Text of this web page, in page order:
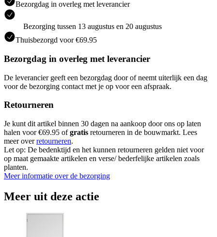
Bezorgdag in overleg met leverancier
Bezorging tussen 13 augustus en 20 augustus
Thuisbezorgd voor €69.95
Bezorgdag in overleg met leverancier
De leverancier geeft een bezorgdag door of neemt uiterlijk een dag
voor de bezorging contact met je op voor een afspraak.
Retourneren
Je kunt dit artikel binnen 30 dagen na aankoop door ons op laten
halen voor €69.95 ofgratis retourneren in de bouwmarkt. Lees
meer overretourneren.
Let op: De bedenktijd en het kunnen retourneren gelden niet voor
op maat gemaakte artikelen en verse/ bederfelijke artikelen zoals
planten.
Meer informatie over de bezorging
Meer uit deze actie